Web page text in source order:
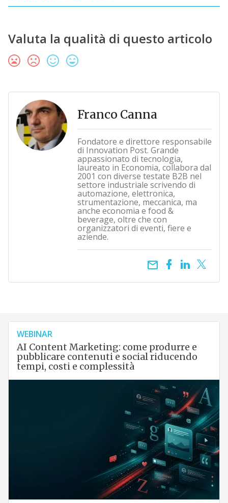
Valuta la qualità di questo articolo
Franco Canna
Fondatore e direttore responsabile
di Innovation Post. Grande
appassionato di tecnologia,
laureato in Economia, collabora dal
2001 con diverse testate B2B nel
settore industriale scrivendo di
automazione, elettronica,
strumentazione, meccanica, ma
anche economia e food &
beverage, oltre che con
organizzatori di eventi, fiere e
aziende.
email
WEBINAR
AI Content Marketing: come produrre e
pubblicare contenuti e social riducendo
tempi, costi e complessità